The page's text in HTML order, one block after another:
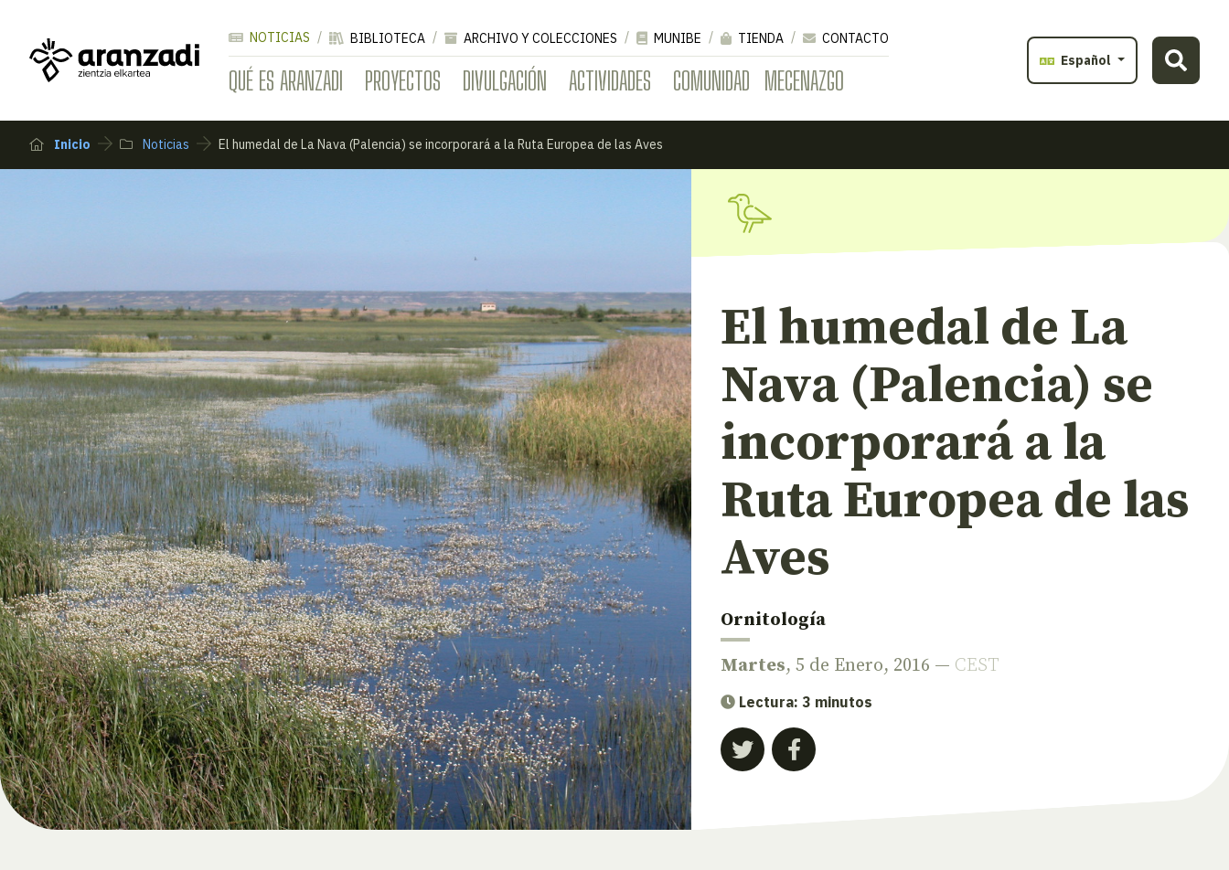
QUÉ ES ARANZADI PROYECTOS DIVULGACIÓN ACTIVIDADES COMUNIDAD MECENAZGO
NOTICIAS BIBLIOTECA ARCHIVO Y COLECCIONES MUNIBE TIENDA
CONTACTO
Español
Inicio Noticias El humedal de La Nava (Palencia) se incorporará a la Ruta Europea de las Aves
El humedal de La
Nava (Palencia) se
incorporará a la
Ruta Europea de las
Aves
Ornitología
Martes, 5 de Enero, 2016 — CEST
Lectura: 3 minutos